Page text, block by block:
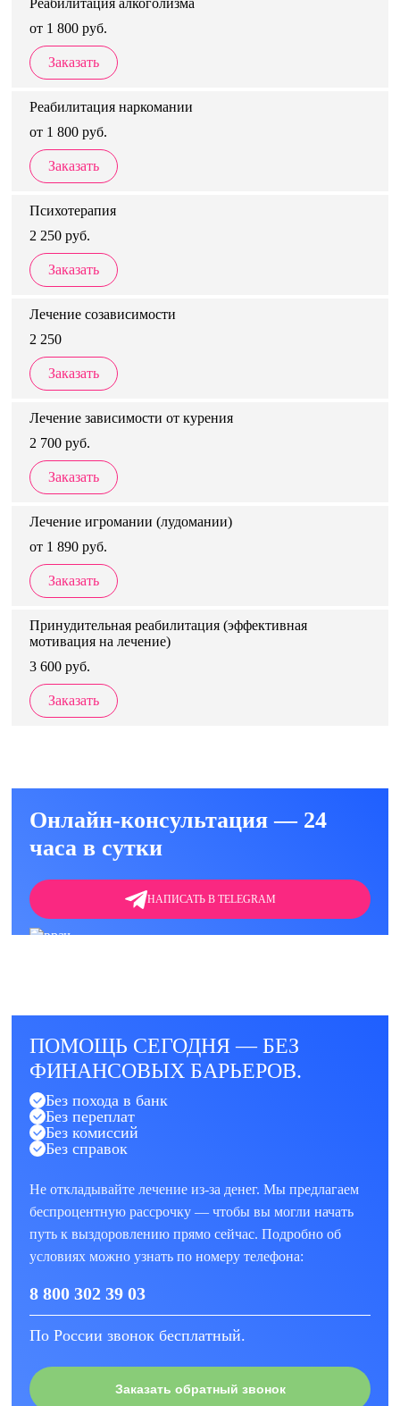
Реабилитация алкоголизма
от 1 800 руб.
Заказать
Реабилитация наркомании
от 1 800 руб.
Заказать
Психотерапия
2 250 руб.
Заказать
Лечение созависимости
2 250
Заказать
Лечение зависимости от курения
2 700 руб.
Заказать
Лечение игромании (лудомании)
от 1 890 руб.
Заказать
Принудительная реабилитация (эффективная
мотивация на лечение)
3 600 руб.
Заказать
Онлайн-консультация — 24
часа в сутки
НАПИСАТЬ В TELEGRAM
ПОМОЩЬ СЕГОДНЯ — БЕЗ
ФИНАНСОВЫХ БАРЬЕРОВ.
Без похода в банк
Без переплат
Без комиссий
Без справок
Не откладывайте лечение из-за денег. Мы предлагаем
беспроцентную рассрочку — чтобы вы могли начать
путь к выздоровлению прямо сейчас. Подробно об
условиях можно узнать по номеру телефона:
8 800 302 39 03
По России звонок бесплатный.
Заказать обратный звонок